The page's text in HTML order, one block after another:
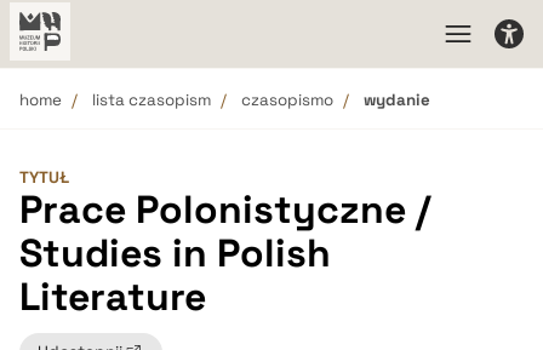
home lista czasopism czasopismo wydanie
TYTUŁ
Prace Polonistyczne /
Studies in Polish
Literature